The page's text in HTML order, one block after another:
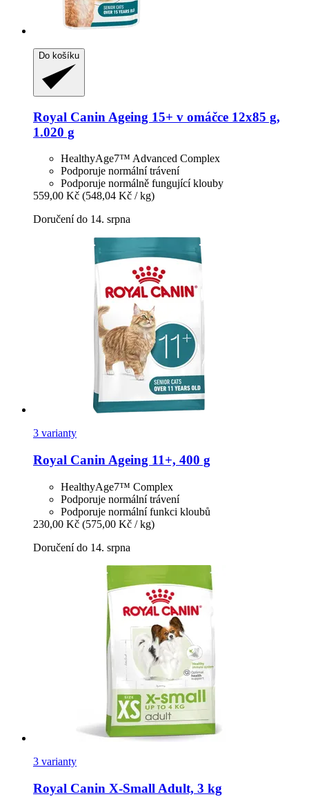
Do košíku
Royal Canin Ageing 15+ v omáčce 12x85 g,
1.020 g
HealthyAge7™ Advanced Complex
Podporuje normální trávení
Podporuje normálně fungující klouby
559,00 Kč (548,04 Kč / kg)
Doručení do 14. srpna
3 varianty
Royal Canin Ageing 11+, 400 g
HealthyAge7™ Complex
Podporuje normální trávení
Podporuje normální funkci kloubů
230,00 Kč (575,00 Kč / kg)
Doručení do 14. srpna
3 varianty
Royal Canin X-​Small Adult, 3 kg